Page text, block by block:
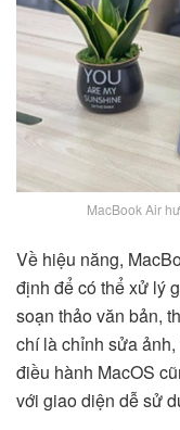
MacBook Air
Về hiệu năng,
định để có thể xử lý
soạn thảo văn bản,
chí là chỉnh sửa
điều hành MacOS
với giao diện dễ sử